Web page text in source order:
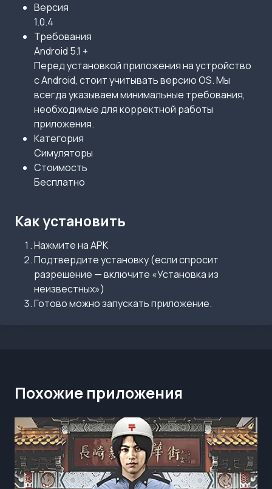
Версия
1.0.4
Требования
Android 5.1 +
Перед установкой приложения на устройство
с Android, стоит учитывать версию OS. Мы
всегда указываем минимальные требования,
необходимые для корректной работы
приложения.
Категория
Симуляторы
Стоимость
Бесплатно
Как установить
Нажмите на APK
Подтвердите установку (если спросит
разрешение — включите «Установка из
неизвестных»)
Готово можно запускать приложение.
Похожие приложения